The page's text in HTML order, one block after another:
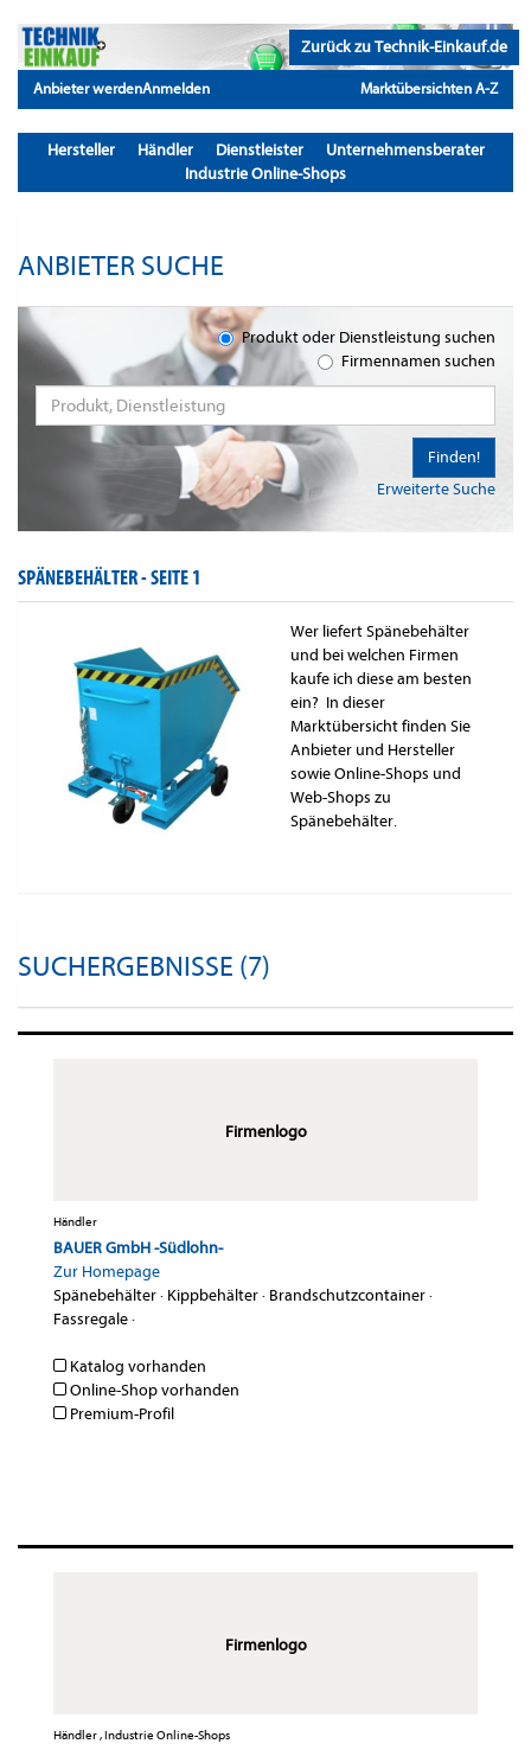
Zurück zu Technik-Einkauf.de
Anbieter werdenAnmelden Marktübersichten A-Z
Hersteller Händler Dienstleister
Unternehmensberater
Industrie Online-Shops
ANBIETER SUCHE
Produkt oder Dienstleistung suchen
Firmennamen suchen
Erweiterte Suche
Finden!
SPÄNEBEHÄLTER -SEITE 1
Wer liefert Spänebehälter
und bei welchen Firmen
kaufe ich diese am besten
ein? In dieser
Marktübersicht finden Sie
Anbieter und Hersteller
sowie Online-Shops und
Web-Shops zu
Spänebehälter.
SUCHERGEBNISSE (7)
Firmenlogo
Händler
BAUER GmbH -Südlohn-
Zur Homepage
Spänebehälter· Kippbehälter· Brandschutzcontainer·
Fassregale·
Katalog vorhanden
Online-Shop vorhanden
Premium-Profil
Firmenlogo
Händler , Industrie Online-Shops